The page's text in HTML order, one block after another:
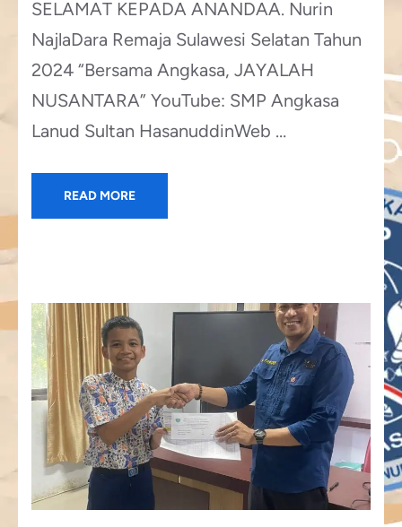
SELAMAT KEPADA ANANDAA. Nurin
NajlaDara Remaja Sulawesi Selatan Tahun
2024 “Bersama Angkasa, JAYALAH
NUSANTARA” YouTube: SMP Angkasa
Lanud Sultan HasanuddinWeb …
READ MORE